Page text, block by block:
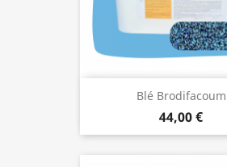
Blé Brodifacoum
44,00 €